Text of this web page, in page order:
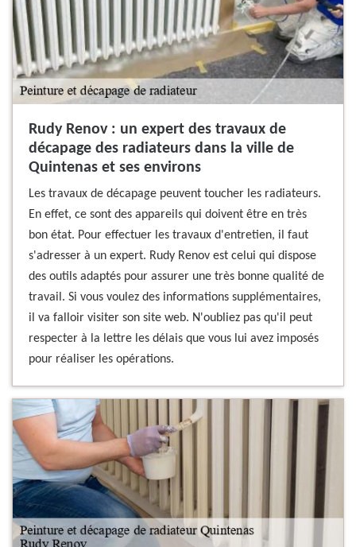
Rudy Renov : un expert des travaux de
décapage des radiateurs dans la ville de
Quintenas et ses environs
Les travaux de décapage peuvent toucher les radiateurs.
En effet, ce sont des appareils qui doivent être en très
bon état. Pour effectuer les travaux d'entretien, il faut
s'adresser à un expert. Rudy Renov est celui qui dispose
des outils adaptés pour assurer une très bonne qualité de
travail. Si vous voulez des informations supplémentaires,
il va falloir visiter son site web. N'oubliez pas qu'il peut
respecter à la lettre les délais que vous lui avez imposés
pour réaliser les opérations.